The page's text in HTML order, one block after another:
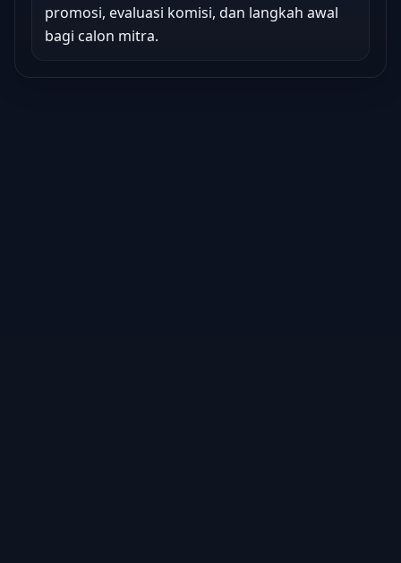
promosi, evaluasi komisi, dan langkah awal
bagi calon mitra.